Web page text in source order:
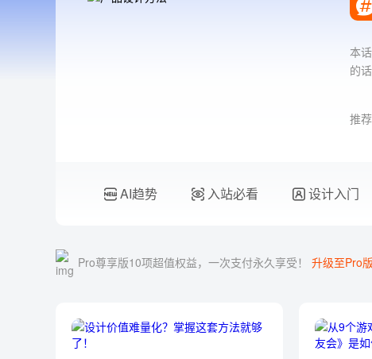
本
的
推
AI趋势 入站必看 设计入门
Pro尊享版10项超值权益，一次支付永久享受！ 升级至Pro